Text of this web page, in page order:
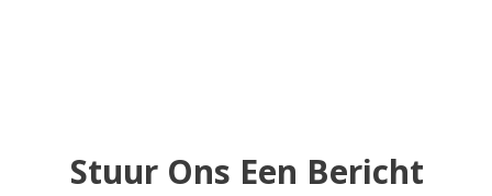
Stuur Ons Een Bericht